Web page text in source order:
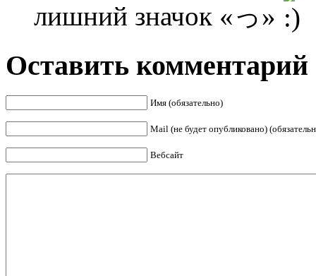
лишний значок «っ»
Оставить комментарий
Имя (обязательно)
Mail (не будет опубликовано)
Вебсайт